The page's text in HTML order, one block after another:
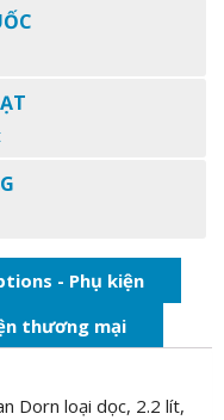
- Phụ kiện
thương mại
Dorn loại dọc, 2.2 lít,